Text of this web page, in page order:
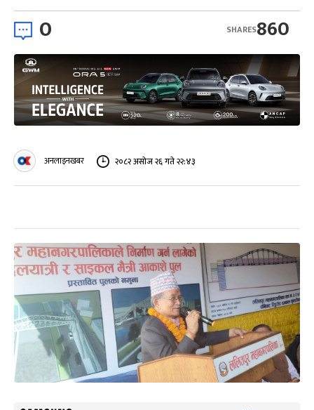
0 860
SHARES
अनलाइनखबर २०८२ असोज २६ गते २२:४३